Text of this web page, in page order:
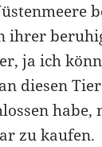
ihrer
ja ich
diesen
habe,
zu kaufen.